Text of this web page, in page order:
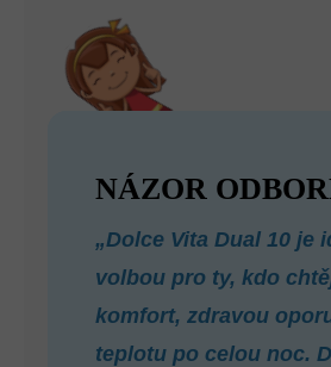
NÁZOR
„Dolce Vita Dual 10 je
volbou pro ty, kdo
komfort, zdravou
teplotu po celou noc.